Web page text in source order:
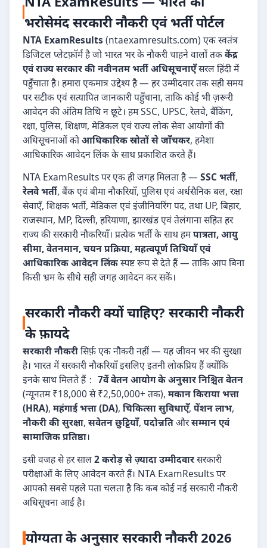
भरोसेमंद सरकारी नौकरी एवं भर्ती पोर्टल
NTA ExamResults (ntaexamresults.com) एक स्वतंत्र
डिजिटल प्लेटफ़ॉर्म है जो भारत भर के नौकरी चाहने वालों तककेंद्र
एवं राज्य सरकार की नवीनतम भर्ती अधिसूचनाएँसरल हिंदी में
पहुँचाता है। हमारा एकमात्र उद्देश्य है — हर उम्मीदवार तक सही समय
पर सटीक एवं सत्यापित जानकारी पहुँचाना, ताकि कोई भी ज़रूरी
आवेदन की अंतिम तिथि न छूटे। हम SSC, UPSC, रेलवे, बैंकिंग,
रक्षा, पुलिस, शिक्षण, मेडिकल एवं राज्य लोक सेवा आयोगों की
अधिसूचनाओं कोआधिकारिक स्रोतों से जाँचकर, हमेशा
आधिकारिक आवेदन लिंक के साथ प्रकाशित करते हैं।
NTA ExamResults पर एक ही जगह मिलता है — SSC भर्ती,
रेलवे भर्ती, बैंक एवं बीमा नौकरियाँ, पुलिस एवं अर्धसैनिक बल, रक्षा
सेवाएँ, शिक्षक भर्ती, मेडिकल एवं इंजीनियरिंग पद, तथा UP, बिहार,
राजस्थान, MP, दिल्ली, हरियाणा, झारखंड एवं तेलंगाना सहित हर
राज्य की सरकारी नौकरियाँ। प्रत्येक भर्ती के साथ हमपात्रता, आयु
सीमा, वेतनमान, चयन प्रक्रिया, महत्वपूर्ण तिथियाँ एवं
आधिकारिक आवेदन लिंकस्पष्ट रूप से देते हैं — ताकि आप बिना
किसी भ्रम के सीधे सही जगह आवेदन कर सकें।
सरकारी नौकरी क्यों चाहिए? सरकारी नौकरी
के फ़ायदे
सरकारी नौकरीसिर्फ़ एक नौकरी नहीं — यह जीवन भर की सुरक्षा
है। भारत में सरकारी नौकरियाँ इसलिए इतनी लोकप्रिय हैं क्योंकि
इनके साथ मिलते हैं： 7वें वेतन आयोग के अनुसार निश्चित वेतन
(न्यूनतम ₹18,000 से ₹2,50,000+ तक), मकान किराया भत्ता
(HRA), महंगाई भत्ता (DA), चिकित्सा सुविधाएँ, पेंशन लाभ,
नौकरी की सुरक्षा, सवेतन छुट्टियाँ, पदोन्नतिऔरसम्मान एवं
सामाजिक प्रतिष्ठा।
इसी वजह से हर साल2 करोड़ से ज़्यादा उम्मीदवारसरकारी
परीक्षाओं के लिए आवेदन करते हैं। NTA ExamResults पर
आपको सबसे पहले पता चलता है कि कब कोई नई सरकारी नौकरी
अधिसूचना आई है।
योग्यता के अनुसार सरकारी नौकरी 2026